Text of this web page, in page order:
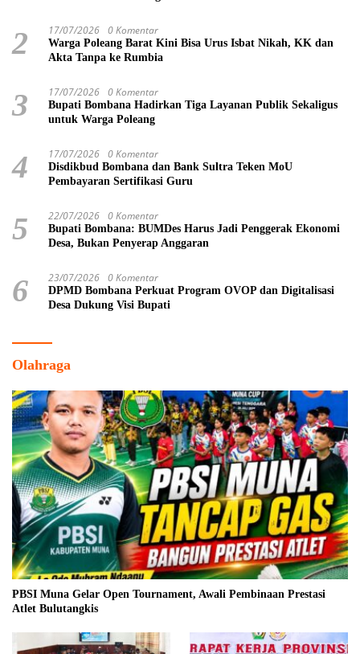
2 17/07/2026 0 Komentar
Warga Poleang Barat Kini Bisa Urus Isbat Nikah, KK dan
Akta Tanpa ke Rumbia
3 17/07/2026 0 Komentar
Bupati Bombana Hadirkan Tiga Layanan Publik Sekaligus
untuk Warga Poleang
4 17/07/2026 0 Komentar
Disdikbud Bombana dan Bank Sultra Teken MoU
Pembayaran Sertifikasi Guru
5 22/07/2026 0 Komentar
Bupati Bombana: BUMDes Harus Jadi Penggerak Ekonomi
Desa, Bukan Penyerap Anggaran
6 23/07/2026 0 Komentar
DPMD Bombana Perkuat Program OVOP dan Digitalisasi
Desa Dukung Visi Bupati
Olahraga
PBSI Muna Gelar Open Tournament, Awali Pembinaan Prestasi
Atlet Bulutangkis